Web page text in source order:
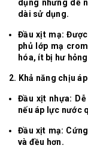
dụng nhưng dễ
dài sử dụng.
Đầu xịt mạ:
phủ lớp mạ
hóa, ít bị hư
2. Khả năng chịu
Đầu xịt nhựa:
nếu áp lực nước
Đầu xịt mạ:
và đều hơn.